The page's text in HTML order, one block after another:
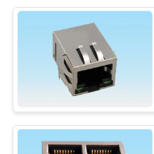
d'en-tête